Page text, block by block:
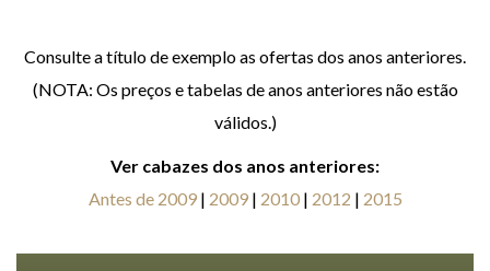
Consulte a título de exemplo as ofertas dos anos anteriores.
(NOTA: Os preços e tabelas de anos anteriores não estão
válidos.)
Ver cabazes dos anos anteriores:
Antes de 2009| 2009| 2010| 2012 | 2015